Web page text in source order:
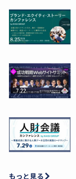
もっと見る